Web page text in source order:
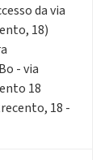
da via
18)
- via
18
18 -